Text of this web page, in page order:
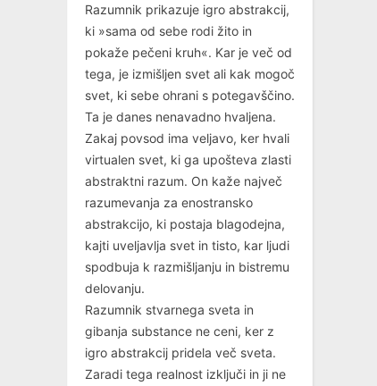
Razumnik prikazuje igro abstrakcij,
ki »sama od sebe rodi žito in
pokaže pečeni kruh«. Kar je več od
tega, je izmišljen svet ali kak mogoč
svet, ki sebe ohrani s potegavščino.
Ta je danes nenavadno hvaljena.
Zakaj povsod ima veljavo, ker hvali
virtualen svet, ki ga upošteva zlasti
abstraktni razum. On kaže največ
razumevanja za enostransko
abstrakcijo, ki postaja blagodejna,
kajti uveljavlja svet in tisto, kar ljudi
spodbuja k razmišljanju in bistremu
delovanju.
Razumnik stvarnega sveta in
gibanja substance ne ceni, ker z
igro abstrakcij pridela več sveta.
Zaradi tega realnost izključi in ji ne